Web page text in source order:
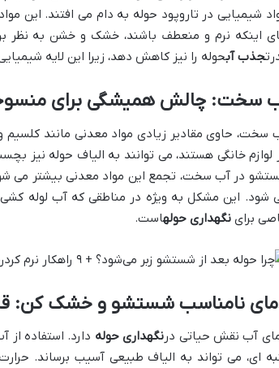
شیمیایی در تاروپود حوله به دام می افتند.
اینکه نرم و منعطف باشند، خشک و خشن به نظر
جذب آبحوله را نیز کاهش دهد، زیرا این لایه
سخت: چالش همیشگی برای
سخت، حاوی مقادیر زیادی مواد معدنی مانند
لوازم خانگی هستند، می توانند به الیاف حوله نیز
در آب سخت، تجمع این مواد معدنی بیشتر می
شود. این مشکل به ویژه در مناطقی که آب لوله کشی
براینگهداری حولهاست.
نامناسب شستشو و خشک کن:
آب نقش حیاتی درنگهداری حوله دارد. استفاده
ای، می تواند به الیاف طبیعی آسیب برساند.